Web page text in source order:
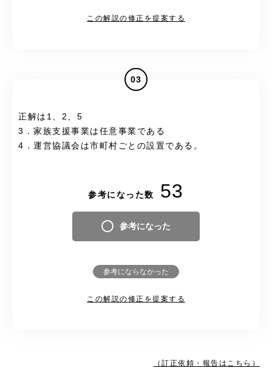
この解説の修正を提案する
03
正解は1、2、5
3．家族支援事業は任意事業である
4．運営協議会は市町村ごとの設置である。
参考になった数 53
参考になった
参考にならなかった
この解説の修正を提案する
（訂正依頼・報告はこちら）